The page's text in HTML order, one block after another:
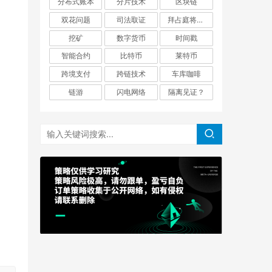
双花问题
司法取证
拜占庭将军问题
挖矿
数字货币
时间戳
智能合约
比特币
莱特币
跨境支付
跨链技术
车库咖啡
链游
闪电网络 隔离见证？